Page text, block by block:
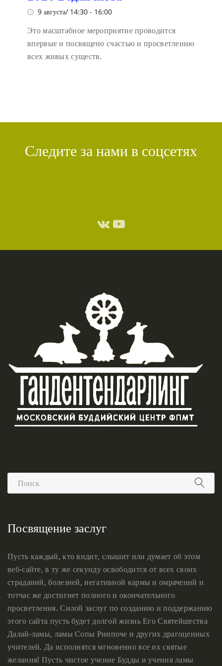
9 августа/ 14:30 - 16:00
Это масштабное мероприятие проводится
впервые и посвящено счастью и просветлению
всех живых существ.
Следите за нами в соцсетях
Посвящение заслуг
Пусть каждый, кто видит, слышит или думает об этом
веб-сайте, в ту же секунду освободится от всех своих
страданий, болезней, негативной кармы и омрачений и
тотчас же достигнет полного и окончательного
просветления. Силой заслуг по созданию и поддержанию
этого сайта пусть будет долгой жизнь Его Святейшества
Далай-ламы, ламы Сопы Ринпоче и других драгоценных
учителей. Да исполнятся мгновенно все их святые
желания! Пусть чистое учение Будды и учения ламы